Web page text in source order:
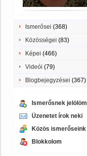
Ismerősei (368)
Közösségei (83)
Képei (466)
Videói (79)
Blogbejegyzései (367)
Ismerősnek jelölöm
Üzenetet írok neki
Közös ismerőseink
Blokkolom